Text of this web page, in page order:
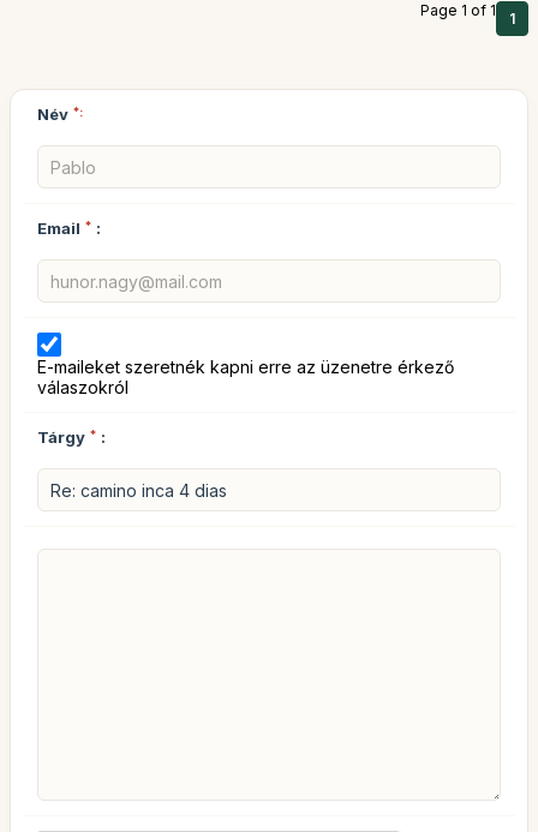
Page 1 of 1 1
Név *:
Email * :
E-maileket szeretnék kapni erre az üzenetre érkező
válaszokról
Tárgy * :